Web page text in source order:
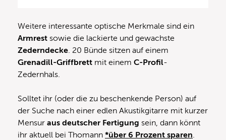
Weitere interessante optische Merkmale sind ein
Armrest sowie die lackierte und gewachste
Zederndecke. 20 Bünde sitzen auf einem
Grenadill-Griffbrett mit einem C-Profil-
Zedernhals.
Solltet ihr (oder die zu beschenkende Person) auf
der Suche nach einer edlen Akustikgitarre mit kurzer
Mensur aus deutscher Fertigung sein, dann könnt
ihr aktuell bei Thomann *über 6 Prozent sparen.